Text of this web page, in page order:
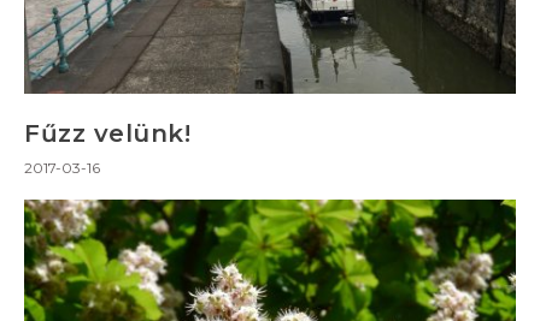
Fűzz velünk!
2017-03-16